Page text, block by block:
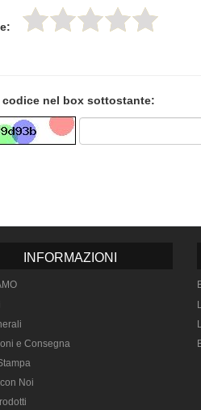
nel box sottostante:
INFORMAZIONI
e Consegna
Noi